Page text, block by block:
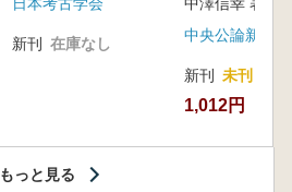
新刊 在庫なし
中央公論新社
新刊 未刊
1,012円
もっと見る